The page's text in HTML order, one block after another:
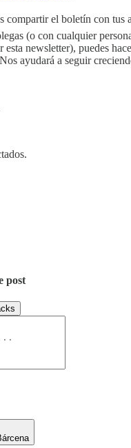
compartir el boletín con tus
(o con cualquier
esta newsletter), puedes
ayudará a seguir
post